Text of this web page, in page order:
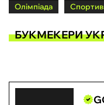
Олімпіада
БУКМЕКЕРИ